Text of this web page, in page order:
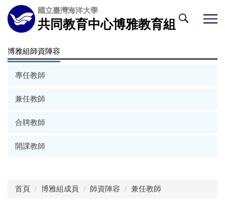
跳
到
主
內
容
國立臺灣海洋大學
共同教育中心博雅教育組
博雅組師資陣容
專任教師
兼任教師
合聘教師
開課教師
首頁 博雅組成員 師資陣容 兼任教師